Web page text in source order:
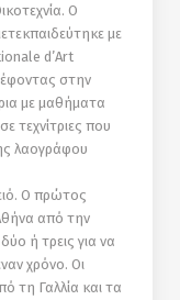
Ο
µε
d’Art
στην
µε μαθήµατα
τεχνίτριες που
λαογράφου
Ο πρώτος
από την
ή τρεις για να
χρόνο. Οι
τη Γαλλία και τα